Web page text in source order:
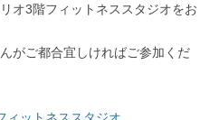
オ3階フィットネススタジオをお
がご都合宜しければご参加くだ
ィットネススタジオ